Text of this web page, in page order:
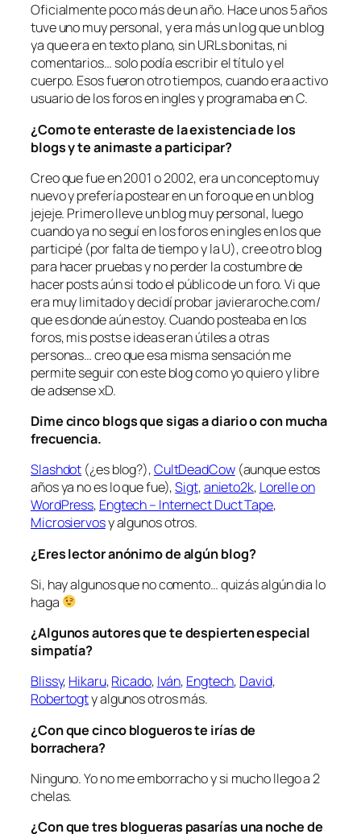
Oficialmente poco más de un año. Hace unos 5 años
tuve uno muy personal, y era más unlogque unblog
ya que era en texto plano, sin URLs bonitas, ni
comentarios… solo podía escribir el título y el
cuerpo. Esos fueron otro tiempos, cuando era activo
usuario de los foros en ingles y programaba en C.
¿Como te enteraste de la existencia de los
blogs y te animaste a participar?
Creo que fue en 2001 o 2002, era un concepto muy
nuevo y prefería postear en un foro que en un blog
jejeje. Primero lleve un blog muy personal, luego
cuando ya no seguí en los foros en ingles en los que
participé (por falta de tiempo y la U), cree otro blog
para hacer pruebas y no perder la costumbre de
hacer posts aún si todo el público de un foro. Vi que
era muy limitado y decidí probar javieraroche.com/
que es donde aún estoy. Cuando posteaba en los
foros, mis posts e ideas eran útiles a otras
personas… creo que esa misma sensación me
permite seguir con este blog como yo quiero y libre
de adsense xD.
Dime cinco blogs que sigas a diario o con mucha
frecuencia.
Slashdot (¿es blog?),CultDeadCow(aunque estos
años ya no es lo que fue),Sigt,anieto2k, Lorelle on
WordPress, Engtech – Internect Duct Tape,
Microsiervosy algunos otros.
¿Eres lector anónimo de algún blog?
Si, hay algunos que no comento… quizás algún dia lo
haga
¿Algunos autores que te despierten especial
simpatía?
Blissy, Hikaru,Ricado, Iván, Engtech, David,
Robertogty algunos otros más.
¿Con que cinco blogueros te irías de
borrachera?
Ninguno. Yo no me emborracho y si mucho llego a 2
chelas.
¿Con que tres blogueras pasarías una noche de